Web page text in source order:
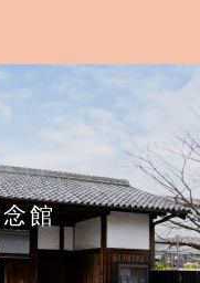
館